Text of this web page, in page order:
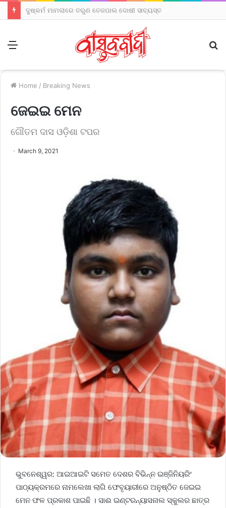
Home / Breaking News
ଜେଇଇ ମେନ
ଗୌତମ ଦାସ ଓଡ଼ିଶା ଟପର
March 9, 2021
ଭୁବନେଶ୍ୱର: ଆଇଆଇଟି ସମେତ ଦେଶର ବିଭିନ୍ନ ଇଞ୍ଜିନିୟରିଂ
ପାଠ୍ୟକ୍ରମରେ ନାମଲେଖା ଲାଗି ଫେବୃୟାରୀରେ ଅନୁଷ୍ଠିତ ଜେଇଇ
ମେନ ଫଳ ପ୍ରକାଶ ପାଇଛି । ସାଈ ଇଣ୍ଟରନ୍ୟାସନାଲ ସ୍କୁଲର ଛାତ୍ର